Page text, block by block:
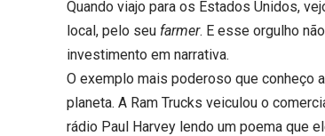
Quando viajo para os Estados Unidos,
local, pelo seu farmer. E esse orgulho
investimento em narrativa.
O exemplo mais poderoso que conheço
planeta. A Ram Trucks veiculou o
rádio Paul Harvey lendo um poema que